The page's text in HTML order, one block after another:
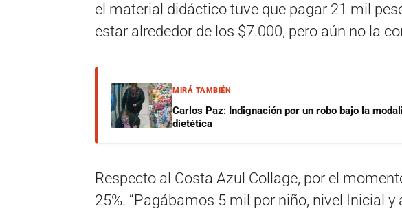
el material didáctico tuve que pagar 21 mil
estar alrededor de los $7.000, pero aún no la
MIRÁ TAMBIÉN
Carlos Paz: Indignación por un robo bajo la
dietética
Respecto al Costa Azul Collage, por el
25%. “Pagábamos 5 mil por niño, nivel Inicial y